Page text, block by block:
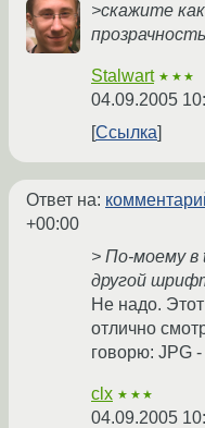
>скажите
Stalwart ★★★
04.09.2005
Ссылка
Ответ на:
+00:00
> По-моему в
другой
Не надо.
отлично
говорю: JPG
clx ★★★
04.09.2005